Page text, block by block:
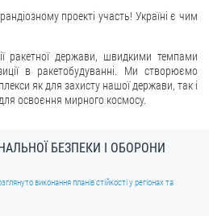
проекті участь! Україні є чим
ракетної держави, швидкими темпами
в ракетобудуванні. Ми створюємо
як для захисту нашої держави, так і
освоєння мирного космосу.
БЕЗПЕКИ І ОБОРОНИ
виконання планів стійкості у регіонах та